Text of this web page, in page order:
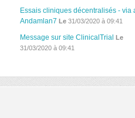
Essais cliniques décentralisés - via
Andamlan7 Le31/03/2020 à 09:41
Message sur site ClinicalTrial Le
31/03/2020 à 09:41